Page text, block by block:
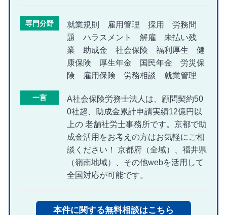
専門分野
就業規則 雇用管理 採用 労務問
題 ハラスメント 解雇 未払い残
業 助成金 社会保険 福利厚生 健
康保険 厚生年金 国民年金 労災保
険 雇用保険 労務相談 就業管理
一言
A社会保険労務士法人は、顧問契約50
0社超、助成金累計申請実績12億円以
上の 老舗社労士事務所です。京都で助
成金活用をお考えの方はお気軽にご相
談ください！ 京都府（全域）、福井県
（嶺南地域）、その他webを活用して
全国対応が可能です。
本件に関する無料相談はこちら